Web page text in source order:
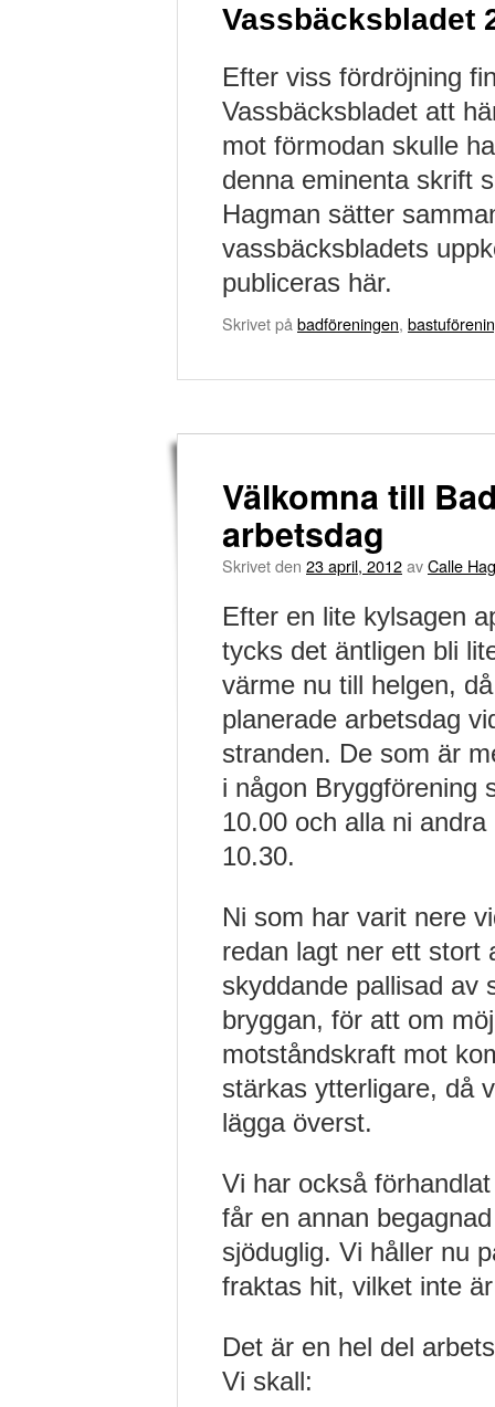
Vassbäcksbladet
Efter viss fördröjning
Vassbäcksbladet att
mot förmodan skulle
denna eminenta skrift
Hagman sätter
vassbäcksbladets
publiceras här.
Skrivet på badföreningen,
Välkomna till
arbetsdag
Skrivet den 23 april, 2012avCalle
Efter en lite kylsagen
tycks det äntligen bli
värme nu till helgen,
planerade arbetsdag
stranden. De som är
i någon Bryggförening
10.00 och alla ni andra
10.30.
Ni som har varit nere
redan lagt ner ett stort
skyddande pallisad av
bryggan, för att om
motståndskraft mot
stärkas ytterligare, då
lägga överst.
Vi har också
får en annan
sjöduglig. Vi håller nu
fraktas hit, vilket inte
Det är en hel del
Vi skall: